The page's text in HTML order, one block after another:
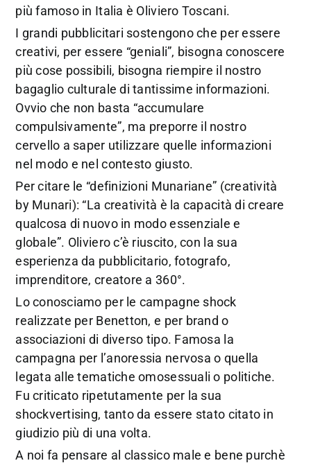
più famoso in Italia è Oliviero Toscani.
I grandi pubblicitari sostengono che per essere
creativi, per essere “geniali”, bisogna conoscere
più cose possibili, bisogna riempire il nostro
bagaglio culturale di tantissime informazioni.
Ovvio che non basta “accumulare
compulsivamente”, ma preporre il nostro
cervello a saper utilizzare quelle informazioni
nel modo e nel contesto giusto.
Per citare le “definizioni Munariane” (creatività
by Munari): “La creatività è la capacità di creare
qualcosa di nuovo in modo essenziale e
globale”. Oliviero c’è riuscito, con la sua
esperienza da pubblicitario, fotografo,
imprenditore, creatore a 360°.
Lo conosciamo per le campagne shock
realizzate per Benetton, e per brand o
associazioni di diverso tipo. Famosa la
campagna per l’anoressia nervosa o quella
legata alle tematiche omosessuali o politiche.
Fu criticato ripetutamente per la sua
shockvertising, tanto da essere stato citato in
giudizio più di una volta.
A noi fa pensare al classico male e bene purchè